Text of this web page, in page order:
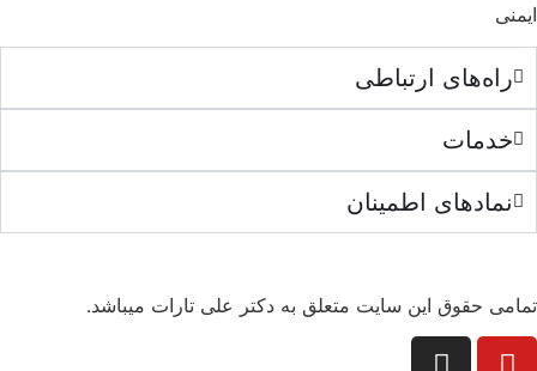
ایمنی
راه‌های ارتباطی
خدمات
نمادهای اطمینان
تمامی حقوق این سایت متعلق به دکتر علی تارات میباشد.